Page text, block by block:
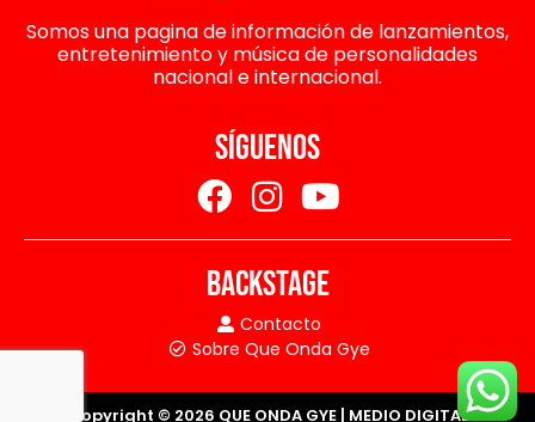
Somos una pagina de información de lanzamientos,
entretenimiento y música de personalidades
nacional e internacional.
SÍGUENOS
BACKSTAGE
Contacto
Sobre Que Onda Gye
Copyright © 2026 QUE ONDA GYE | MEDIO DIGITAL